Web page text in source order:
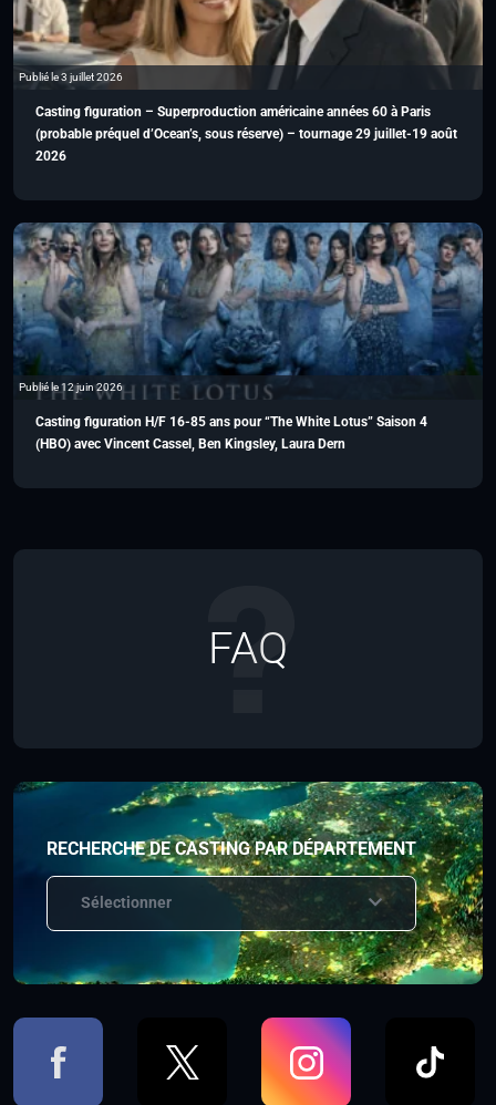
Publié le 3 juillet 2026
Casting figuration – Superproduction américaine années 60 à Paris
(probable préquel d’Ocean’s, sous réserve) – tournage 29 juillet-19 août
2026
Publié le 12 juin 2026
Casting figuration H/F 16-85 ans pour “The White Lotus” Saison 4
(HBO) avec Vincent Cassel, Ben Kingsley, Laura Dern
FAQ
RECHERCHE DE CASTING PAR DÉPARTEMENT
Sélectionner